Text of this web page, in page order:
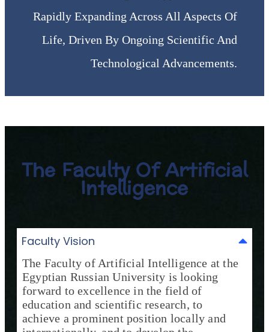
Rapidly Expanding Across All Aspects Of
Life, Driven By Ongoing Scientific And
Technological Advancements.
The Faculty Of Artificial
Intelligence
Faculty Vision
The Faculty of Artificial Intelligence at the
Egyptian Russian University is looking
forward to excellence in the field of
education and scientific research, to
achieve a prominent position locally and